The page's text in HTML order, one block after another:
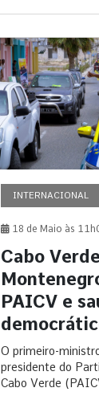
INTERNACIONAL
18 de Maio às
Cabo
PAICV e
O primeiro-
presidente do
Cabo Verde